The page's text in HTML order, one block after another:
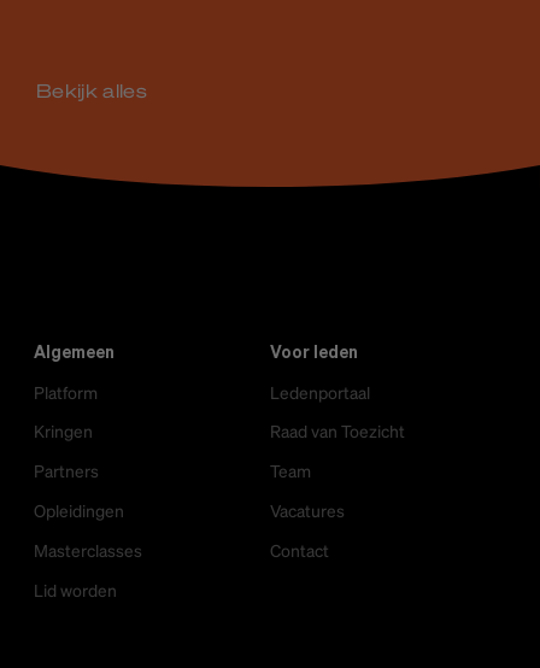
Bekijk alles
Algemeen
Platform
Kringen
Partners
Opleidingen
Masterclasses
Lid worden
Voor leden
Ledenportaal
Raad van Toezicht
Team
Vacatures
Contact